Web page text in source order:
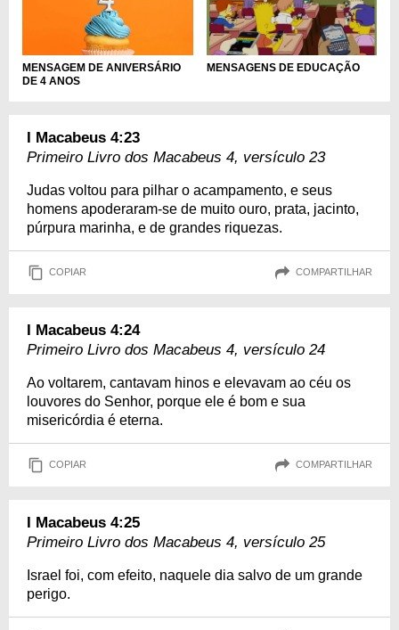
MENSAGEM DE ANIVERSÁRIO
DE 4 ANOS
MENSAGENS DE EDUCAÇÃO
I Macabeus 4:23
Primeiro Livro dos Macabeus 4, versículo 23
Judas voltou para pilhar o acampamento, e seus
homens apoderaram-se de muito ouro, prata, jacinto,
púrpura marinha, e de grandes riquezas.
COPIAR COMPARTILHAR
I Macabeus 4:24
Primeiro Livro dos Macabeus 4, versículo 24
Ao voltarem, cantavam hinos e elevavam ao céu os
louvores do Senhor, porque ele é bom e sua
misericórdia é eterna.
COPIAR COMPARTILHAR
I Macabeus 4:25
Primeiro Livro dos Macabeus 4, versículo 25
Israel foi, com efeito, naquele dia salvo de um grande
perigo.